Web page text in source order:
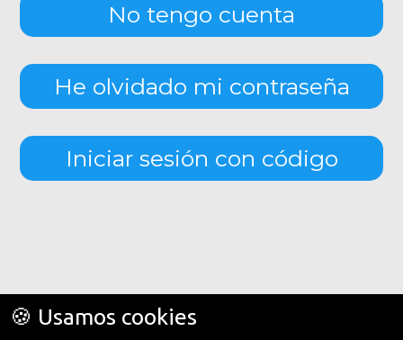
🍪 Usamos cookies
No tengo cuenta
He olvidado mi contraseña
Iniciar sesión con código